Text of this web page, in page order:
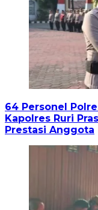
64 Personel
Kapolres Ruri
Prestasi Anggota